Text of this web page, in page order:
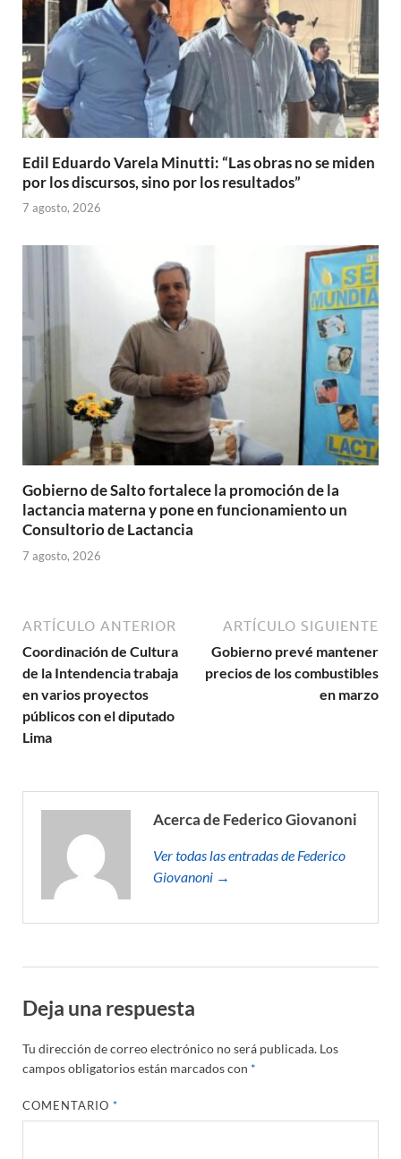
Edil Eduardo Varela Minutti: “Las obras no se miden
por los discursos, sino por los resultados”
7 agosto, 2026
Gobierno de Salto fortalece la promoción de la
lactancia materna y pone en funcionamiento un
Consultorio de Lactancia
7 agosto, 2026
ARTÍCULO ANTERIOR
Coordinación de Cultura
de la Intendencia trabaja
en varios proyectos
públicos con el diputado
Lima
ARTÍCULO SIGUIENTE
Gobierno prevé mantener
precios de los combustibles
en marzo
Acerca de Federico Giovanoni
Ver todas las entradas de Federico
Giovanoni →
Deja una respuesta
Tu dirección de correo electrónico no será publicada. Los
campos obligatorios están marcados con *
COMENTARIO*